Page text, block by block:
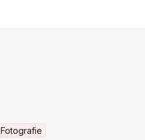
Fotografie